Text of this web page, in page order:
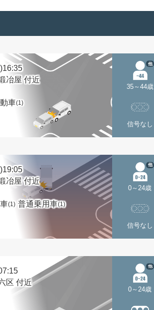
冶屋 付近
車(1)
35～44歳
他
信号なし
冶屋 付近
(1) 普通乗用車(1)
0～24歳
他
信号なし
区 付近
0～24歳
他